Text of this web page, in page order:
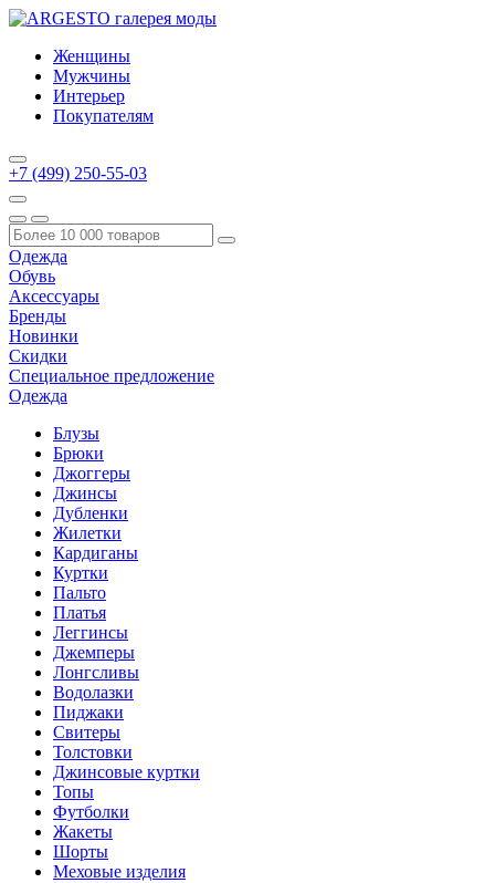
Женщины
Мужчины
Интерьер
Покупателям
+7 (499) 250-55-03
Одежда
Обувь
Аксессуары
Бренды
Новинки
Скидки
Специальное предложение
Одежда
Блузы
Брюки
Джоггеры
Джинсы
Дубленки
Жилетки
Кардиганы
Куртки
Пальто
Платья
Леггинсы
Джемперы
Лонгсливы
Водолазки
Пиджаки
Свитеры
Толстовки
Джинсовые куртки
Топы
Футболки
Жакеты
Шорты
Меховые изделия